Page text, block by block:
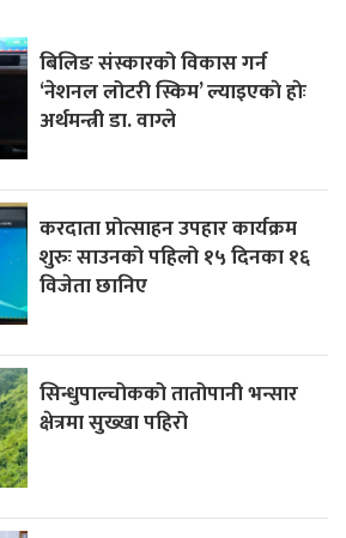
बिलिङ संस्कारको विकास गर्न
‘नेशनल लोटरी स्किम’ ल्याइएकाे हाेः
अर्थमन्त्री डा. वाग्ले
करदाता प्रोत्साहन उपहार कार्यक्रम
शुरुः साउनको पहिलो १५ दिनका १६
विजेता छानिए
सिन्धुपाल्चोकको तातोपानी भन्सार
क्षेत्रमा सुख्खा पहिरो